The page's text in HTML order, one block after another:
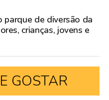
parque de diversão da
crianças, jovens e
GOSTAR